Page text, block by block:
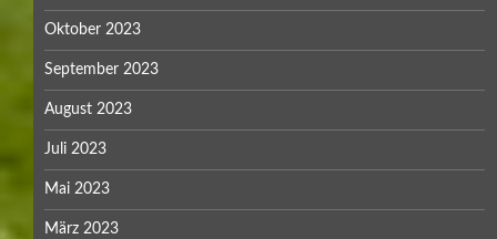
Oktober 2023
September 2023
August 2023
Juli 2023
Mai 2023
März 2023